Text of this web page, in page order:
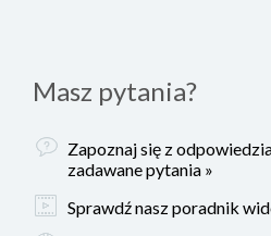
Masz pytania?
Zapoznaj się z
zadawane pytania »
Sprawdź nasz poradnik